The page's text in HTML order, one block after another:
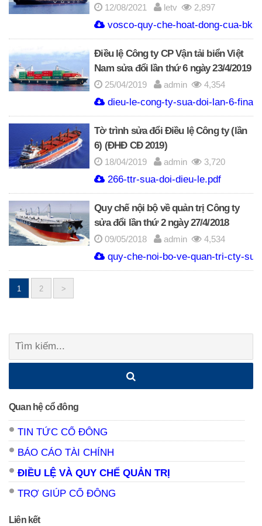
12/08/2021 letv 2,897
vosco-quy-che-hoat-dong-cua-
Điều lệ Công ty CP Vận tải biển Việt
Nam sửa đổi lần thứ 6 ngày 23/4/2019
25/04/2019 admin 4,354
dieu-le-cong-ty-sua-doi-lan-6-final-
Tờ trình sửa đổi Điều lệ Công ty (lần
6) (ĐHĐ CĐ 2019)
18/04/2019 admin 3,720
266-ttr-sua-doi-dieu-le.pdf
Quy chế nội bộ về quản trị Công ty
sửa đổi lần thứ 2 ngày 27/4/2018
09/05/2018 admin 4,534
quy-che-noi-bo-ve-quan-tri-cty-
Posts
1 2 >
Tìm
Quan hệ cổ đông
TIN TỨC CỔ ĐÔNG
BÁO CÁO TÀI CHÍNH
ĐIỀU LỆ VÀ QUY CHẾ QUẢN TRỊ
TRỢ GIÚP CỔ ĐÔNG
Liên kết